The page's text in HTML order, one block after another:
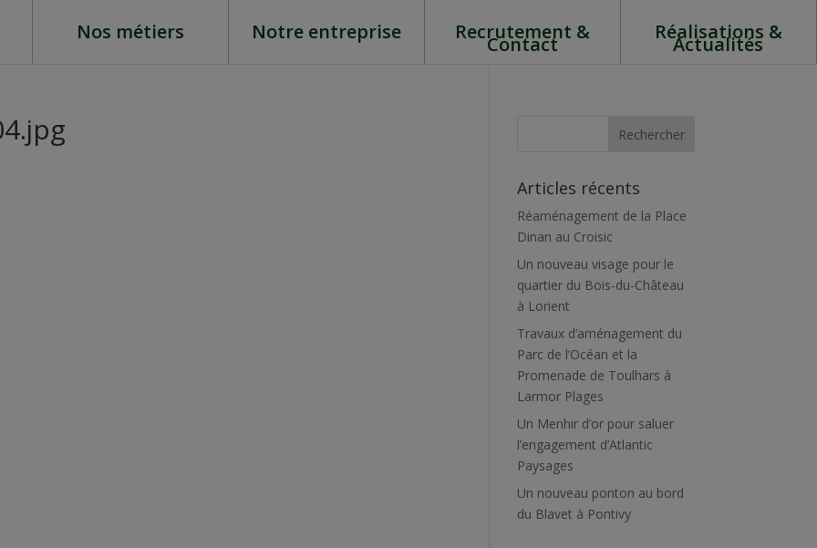
Nos métiers Notre entreprise Recrutement &
Contact
Réalisations &
Actualités
Articles récents
Réaménagement de la Place
Dinan au Croisic
Un nouveau visage pour le
quartier du Bois-du-Château
à Lorient
Travaux d’aménagement du
Parc de l’Océan et la
Promenade de Toulhars à
Larmor Plages
Un Menhir d’or pour saluer
l’engagement d’Atlantic
Paysages
Un nouveau ponton au bord
du Blavet à Pontivy